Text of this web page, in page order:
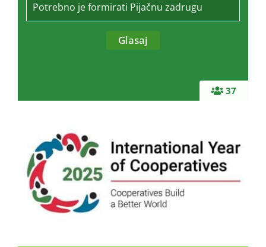
37
Potrebno je formirati Pijačnu zadrugu